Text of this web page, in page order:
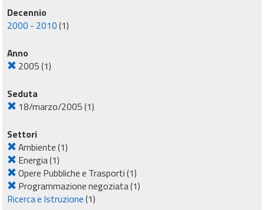
Decennio
2000 - 2010(1)
Anno
2005(1)
Seduta
18/marzo/2005(1)
Settori
Ambiente(1)
Energia(1)
Opere Pubbliche e Trasporti(1)
Programmazione negoziata(1)
Ricerca e Istruzione(1)